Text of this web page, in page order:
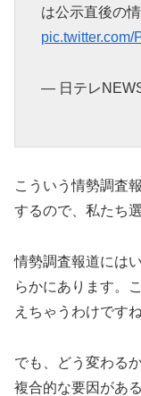
は公示直後の
pic.twitter.com/
— 日テレ
こういう情勢調査
するので、私たち
情勢調査報道には
らかにあります。
えちゃうわけですね
でも、どう変わる
複合的な要因がある